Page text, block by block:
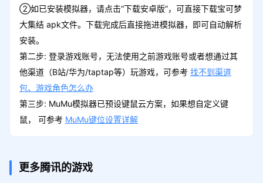
②如已安装模拟器，请点击“下载安卓版”，可直接下载宝可梦
大集结 apk文件。下载完成后直接拖进模拟器，即可自动解析
安装。
第二步: 登录游戏账号，无法使用之前游戏账号或者想通过其
他渠道（B站/华为/taptap等）玩游戏，可参考 找不到渠道
包、游戏角色怎么办
第三步: MuMu模拟器已预设键鼠云方案，如果想自定义键
鼠， 可参考 MuMu键位设置详解
更多腾讯的游戏